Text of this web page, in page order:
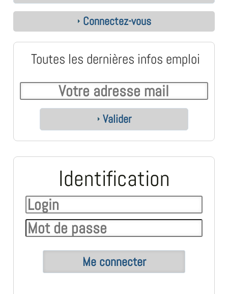
Connectez-vous
Toutes les dernières infos emploi
Valider
Identification